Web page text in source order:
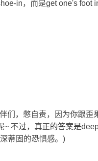
in，而是get one's foot
们，憋自责，因为你跟
不过，真正的答案是
蒂固的恐惧感。)